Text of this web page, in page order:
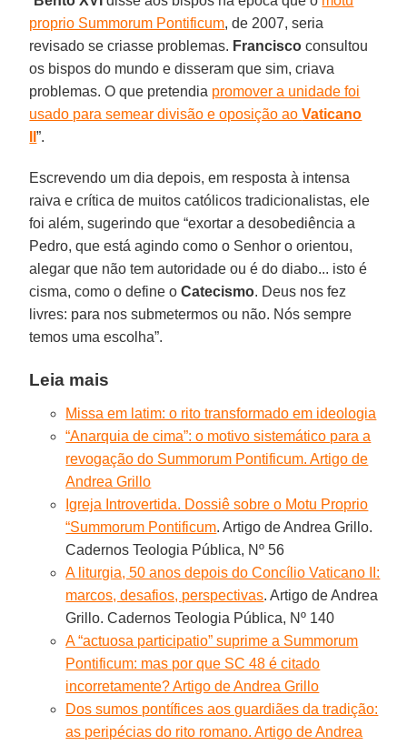
proprio Summorum Pontificum, de 2007, seria
revisado se criasse problemas. Francisco consultou
os bispos do mundo e disseram que sim, criava
problemas. O que pretendia promover a unidade foi
usado para semear divisão e oposição aoVaticano
II”.
Escrevendo um dia depois, em resposta à intensa
raiva e crítica de muitos católicos tradicionalistas, ele
foi além, sugerindo que “exortar a desobediência a
Pedro, que está agindo como o Senhor o orientou,
alegar que não tem autoridade ou é do diabo... isto é
cisma, como o define oCatecismo. Deus nos fez
livres: para nos submetermos ou não. Nós sempre
temos uma escolha”.
Leia mais
Missa em latim: o rito transformado em ideologia
“Anarquia de cima”: o motivo sistemático para a
revogação do Summorum Pontificum. Artigo de
Andrea Grillo
Igreja Introvertida. Dossiê sobre o Motu Proprio
“Summorum Pontificum. Artigo de Andrea Grillo.
Cadernos Teologia Pública, Nº 56
A liturgia, 50 anos depois do Concílio Vaticano II:
marcos, desafios, perspectivas. Artigo de Andrea
Grillo. Cadernos Teologia Pública, Nº 140
A “actuosa participatio” suprime a Summorum
Pontificum: mas por que SC 48 é citado
incorretamente? Artigo de Andrea Grillo
Dos sumos pontífices aos guardiães da tradição:
as peripécias do rito romano. Artigo de Andrea